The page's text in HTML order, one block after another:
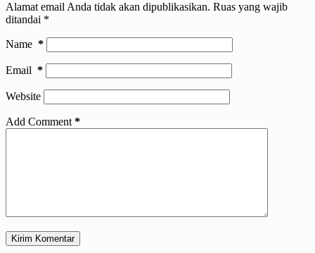
Alamat email Anda tidak akan dipublikasikan. Ruas yang wajib
ditandai *
Name *
Email *
Website
Add Comment *
Kirim Komentar